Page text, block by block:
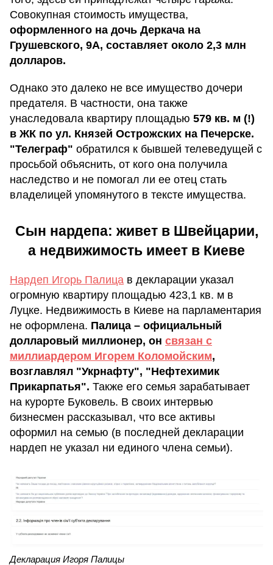
Совокупная стоимость имущества,
оформленного на дочь Деркача на
Грушевского, 9А, составляет около 2,3 млн
долларов.
Однако это далеко не все имущество дочери
предателя. В частности, она также
унаследовала квартиру площадью 579 кв. м (!)
в ЖК по ул. Князей Острожских на Печерске.
"Телеграф" обратился к бывшей телеведущей с
просьбой объяснить, от кого она получила
наследство и не помогал ли ее отец стать
владелицей упомянутого в тексте имущества.
Сын нардепа: живет в Швейцарии,
а недвижимость имеет в Киеве
Нардеп Игорь Палица в декларации указал
огромную квартиру площадью 423,1 кв. м в
Луцке. Недвижимость в Киеве на парламентария
не оформлена. Палица – официальный
долларовый миллионер, он связан с
миллиардером Игорем Коломойским,
возглавлял "Укрнафту", "Нефтехимик
Прикарпатья". Также его семья зарабатывает
на курорте Буковель. В своих интервью
бизнесмен рассказывал, что все активы
оформил на семью (в последней декларации
нардеп не указал ни единого члена семьи).
Декларация Игоря Палицы